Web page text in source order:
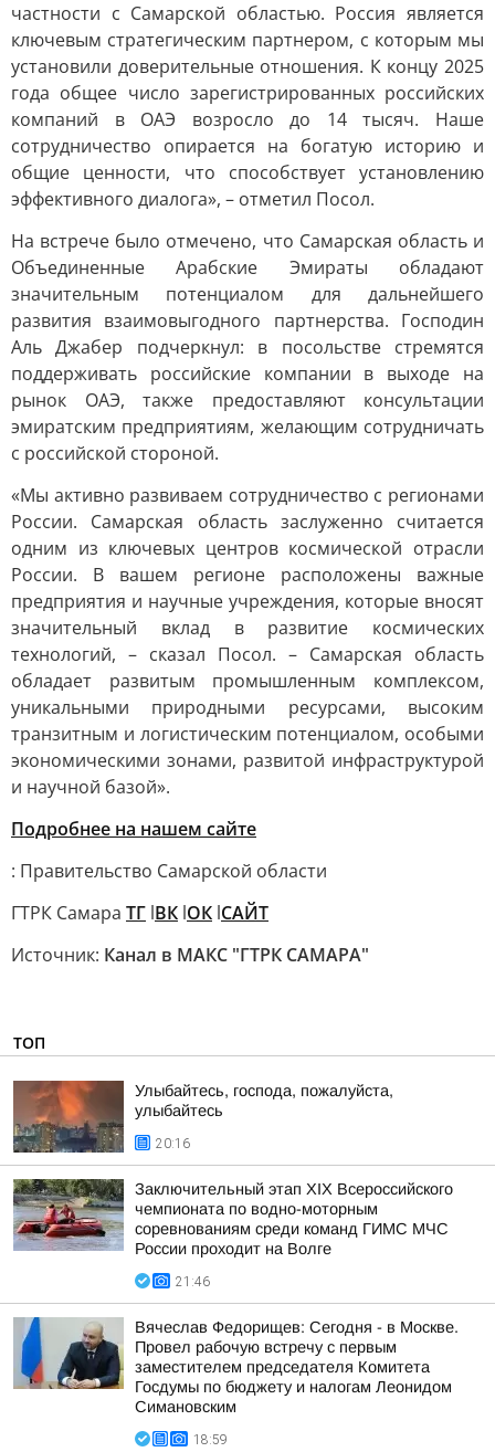
частности с Самарской областью. Россия является
ключевым стратегическим партнером, с которым мы
установили доверительные отношения. К концу 2025
года общее число зарегистрированных российских
компаний в ОАЭ возросло до 14 тысяч. Наше
сотрудничество опирается на богатую историю и
общие ценности, что способствует установлению
эффективного диалога», – отметил Посол.
На встрече было отмечено, что Самарская область и
Объединенные Арабские Эмираты обладают
значительным потенциалом для дальнейшего
развития взаимовыгодного партнерства. Господин
Аль Джабер подчеркнул: в посольстве стремятся
поддерживать российские компании в выходе на
рынок ОАЭ, также предоставляют консультации
эмиратским предприятиям, желающим сотрудничать
с российской стороной.
«Мы активно развиваем сотрудничество с регионами
России. Самарская область заслуженно считается
одним из ключевых центров космической отрасли
России. В вашем регионе расположены важные
предприятия и научные учреждения, которые вносят
значительный вклад в развитие космических
технологий, – сказал Посол. – Самарская область
обладает развитым промышленным комплексом,
уникальными природными ресурсами, высоким
транзитным и логистическим потенциалом, особыми
экономическими зонами, развитой инфраструктурой
и научной базой».
Подробнее на нашем сайте
: Правительство Самарской области
ГТРК Самара ТГ lВК lОК lСАЙТ
Источник: Канал в МАКС "ГТРК САМАРА"
ТОП
Улыбайтесь, господа, пожалуйста,
улыбайтесь
20:16
Заключительный этап XIХ Всероссийского
чемпионата по водно-моторным
соревнованиям среди команд ГИМС МЧС
России проходит на Волге
21:46
Вячеслав Федорищев: Сегодня - в Москве.
Провел рабочую встречу с первым
заместителем председателя Комитета
Госдумы по бюджету и налогам Леонидом
Симановским
18:59